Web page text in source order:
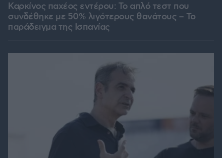
Καρκίνος παχέος εντέρου: Το απλό τεστ που
συνδέθηκε με 50% λιγότερους θανάτους – Το
παράδειγμα της Ισπανίας